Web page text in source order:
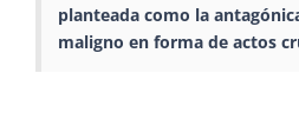
planteada como la
maligno en forma de actos